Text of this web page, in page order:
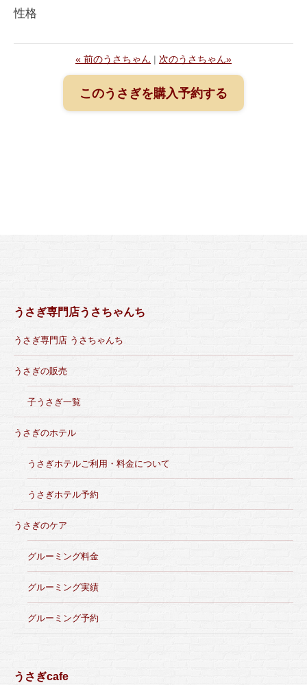
性格
« 前のうさちゃん | 次のうさちゃん»
このうさぎを購入予約する
うさぎ専門店うさちゃんち
うさぎ専門店 うさちゃんち
うさぎの販売
子うさぎ一覧
うさぎのホテル
うさぎホテルご利用・料金について
うさぎホテル予約
うさぎのケア
グルーミング料金
グルーミング実績
グルーミング予約
うさぎcafe